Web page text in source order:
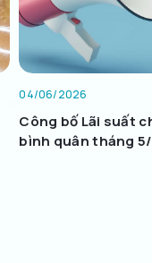
04/06/2026
Công bố Lãi suất
bình quân tháng